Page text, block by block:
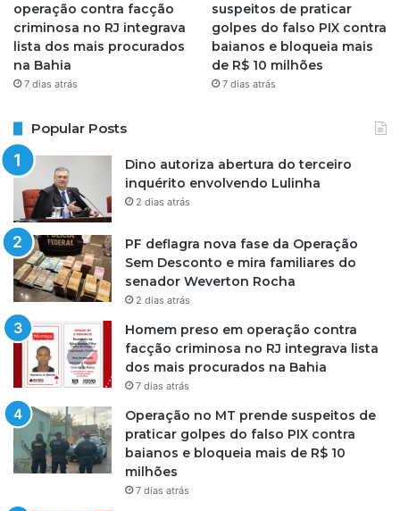
operação contra facção
criminosa no RJ integrava
lista dos mais procurados
na Bahia
7 dias atrás
suspeitos de praticar
golpes do falso PIX contra
baianos e bloqueia mais
de R$ 10 milhões
7 dias atrás
Popular Posts
Dino autoriza abertura do terceiro
inquérito envolvendo Lulinha
2 dias atrás
PF deflagra nova fase da Operação
Sem Desconto e mira familiares do
senador Weverton Rocha
2 dias atrás
Homem preso em operação contra
facção criminosa no RJ integrava lista
dos mais procurados na Bahia
7 dias atrás
Operação no MT prende suspeitos de
praticar golpes do falso PIX contra
baianos e bloqueia mais de R$ 10
milhões
7 dias atrás